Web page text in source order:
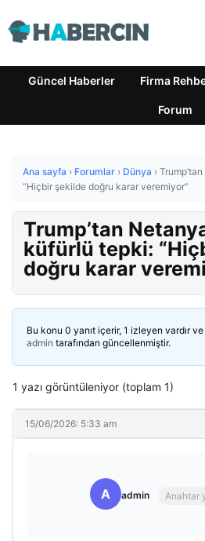
Güncel Haberler Firma
Forum
Ana sayfa › Forumlar › Dünya ›
“Hiçbir şekilde doğru karar veremiyor”
Trump’tan
küfürlü tepki:
doğru karar
Bu konu 0 yanıt içerir, 1 izleyen vardır
admin tarafından güncellenmiştir.
1 yazı görüntüleniyor (toplam 1)
15/06/2026: 5:33 am
A admin Anahtar